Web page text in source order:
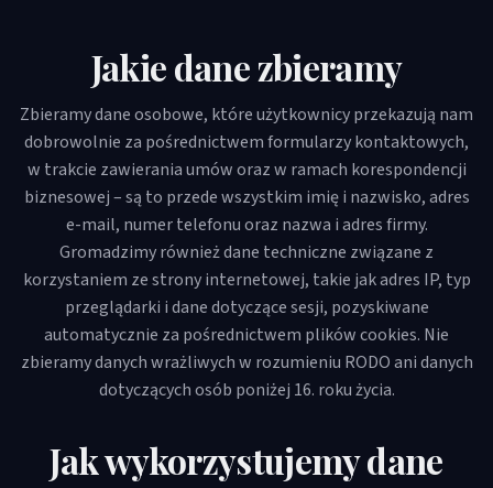
Jakie dane zbieramy
Zbieramy dane osobowe, które użytkownicy przekazują nam
dobrowolnie za pośrednictwem formularzy kontaktowych,
w trakcie zawierania umów oraz w ramach korespondencji
biznesowej – są to przede wszystkim imię i nazwisko, adres
e-mail, numer telefonu oraz nazwa i adres firmy.
Gromadzimy również dane techniczne związane z
korzystaniem ze strony internetowej, takie jak adres IP, typ
przeglądarki i dane dotyczące sesji, pozyskiwane
automatycznie za pośrednictwem plików cookies. Nie
zbieramy danych wrażliwych w rozumieniu RODO ani danych
dotyczących osób poniżej 16. roku życia.
Jak wykorzystujemy dane